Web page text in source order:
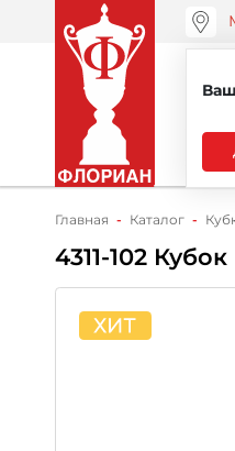
+7
Главная Каталог
4311-102